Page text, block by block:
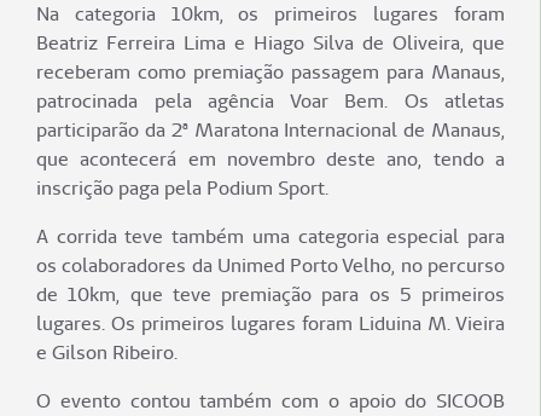
Na categoria 10km, os primeiros lugares foram
Beatriz Ferreira Lima e Hiago Silva de Oliveira, que
receberam como premiação passagem para Manaus,
patrocinada pela agência Voar Bem. Os atletas
participarão da 2ª Maratona Internacional de Manaus,
que acontecerá em novembro deste ano, tendo a
inscrição paga pela Podium Sport.
A corrida teve também uma categoria especial para
os colaboradores da Unimed Porto Velho, no percurso
de 10km, que teve premiação para os 5 primeiros
lugares. Os primeiros lugares foram Liduina M. Vieira
e Gilson Ribeiro.
O evento contou também com o apoio do SICOOB